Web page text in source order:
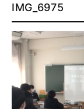
IMG_6975